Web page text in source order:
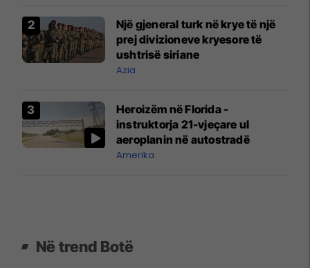
Një gjeneral turk në krye të një
prej divizioneve kryesore të
ushtrisë siriane
Azia
Heroizëm në Florida -
instruktorja 21-vjeçare ul
aeroplanin në autostradë
Amerika
Në trend Botë